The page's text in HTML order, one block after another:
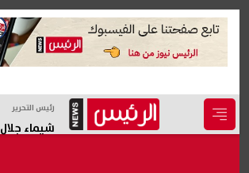
رئيس التحرير
شيماء جلال